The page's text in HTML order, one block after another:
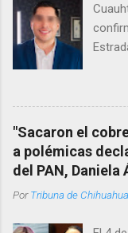
se
"Sacaron el
a polémicas
del PAN,
PorTribuna de Chihuahua